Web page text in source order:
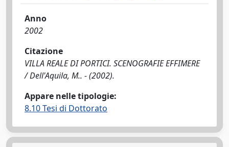
Anno
2002
Citazione
VILLA REALE DI PORTICI. SCENOGRAFIE EFFIMERE
/ Dell'Aquila, M.. - (2002).
Appare nelle tipologie:
8.10 Tesi di Dottorato